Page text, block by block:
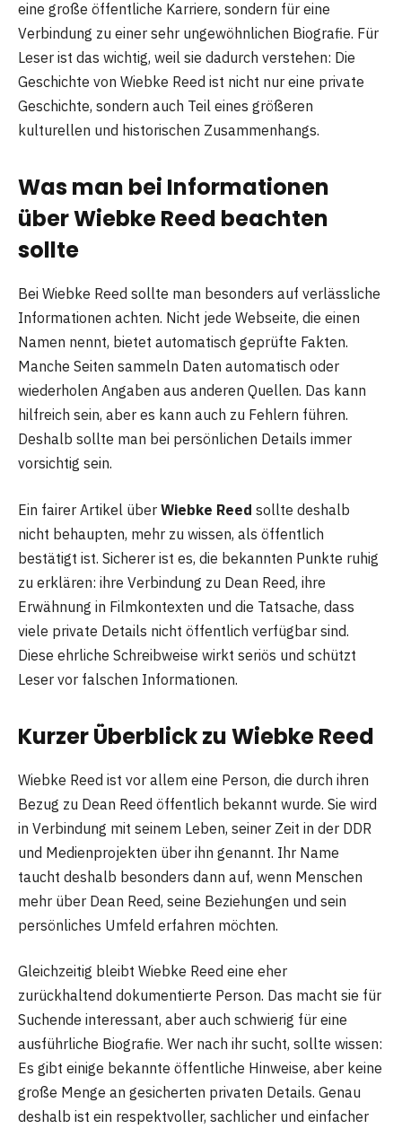
eine große öffentliche Karriere, sondern für eine
Verbindung zu einer sehr ungewöhnlichen Biografie. Für
Leser ist das wichtig, weil sie dadurch verstehen: Die
Geschichte von Wiebke Reed ist nicht nur eine private
Geschichte, sondern auch Teil eines größeren
kulturellen und historischen Zusammenhangs.
Was man bei Informationen
über Wiebke Reed beachten
sollte
Bei Wiebke Reed sollte man besonders auf verlässliche
Informationen achten. Nicht jede Webseite, die einen
Namen nennt, bietet automatisch geprüfte Fakten.
Manche Seiten sammeln Daten automatisch oder
wiederholen Angaben aus anderen Quellen. Das kann
hilfreich sein, aber es kann auch zu Fehlern führen.
Deshalb sollte man bei persönlichen Details immer
vorsichtig sein.
Ein fairer Artikel über Wiebke Reed sollte deshalb
nicht behaupten, mehr zu wissen, als öffentlich
bestätigt ist. Sicherer ist es, die bekannten Punkte ruhig
zu erklären: ihre Verbindung zu Dean Reed, ihre
Erwähnung in Filmkontexten und die Tatsache, dass
viele private Details nicht öffentlich verfügbar sind.
Diese ehrliche Schreibweise wirkt seriös und schützt
Leser vor falschen Informationen.
Kurzer Überblick zu Wiebke Reed
Wiebke Reed ist vor allem eine Person, die durch ihren
Bezug zu Dean Reed öffentlich bekannt wurde. Sie wird
in Verbindung mit seinem Leben, seiner Zeit in der DDR
und Medienprojekten über ihn genannt. Ihr Name
taucht deshalb besonders dann auf, wenn Menschen
mehr über Dean Reed, seine Beziehungen und sein
persönliches Umfeld erfahren möchten.
Gleichzeitig bleibt Wiebke Reed eine eher
zurückhaltend dokumentierte Person. Das macht sie für
Suchende interessant, aber auch schwierig für eine
ausführliche Biografie. Wer nach ihr sucht, sollte wissen:
Es gibt einige bekannte öffentliche Hinweise, aber keine
große Menge an gesicherten privaten Details. Genau
deshalb ist ein respektvoller, sachlicher und einfacher